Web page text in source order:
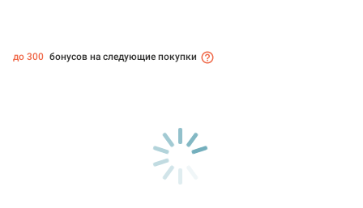
до 300 бонусов на следующие покупки